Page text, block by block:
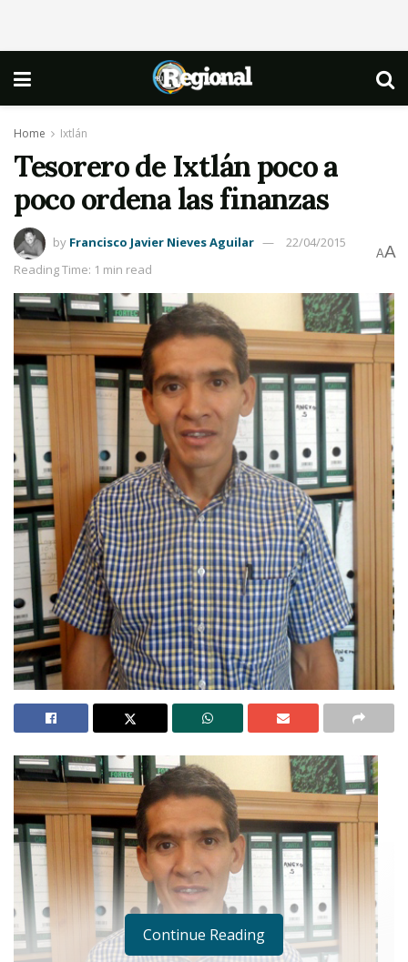
Home Ixtlán
Tesorero de Ixtlán poco a
poco ordena las finanzas
by Francisco Javier Nieves Aguilar
22/04/2015
Reading Time: 1 min read
AA
Continue Reading